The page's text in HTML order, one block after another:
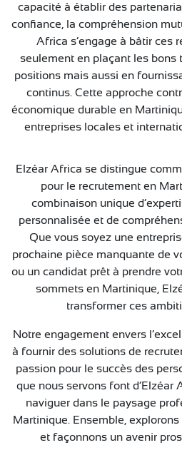
capacité à établir des
confiance, la compréhension
Africa s’engage à bâtir ces
seulement en plaçant les bons
positions mais aussi en
continus. Cette approche
économique durable en
entreprises locales et
Elzéar Africa se distingue
pour le recrutement en
combinaison unique
personnalisée et de
Que vous soyez une
prochaine pièce manquante de
ou un candidat prêt à prendre
sommets en Martinique,
transformer ces
Notre engagement envers
à fournir des solutions de
passion pour le succès des
que nous servons font d’Elzéar
naviguer dans le paysage
Martinique. Ensemble,
et façonnons un avenir